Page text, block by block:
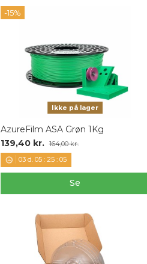
-15%
Ikke på lager
AzureFilm ASA Grøn 1Kg
139,40 kr. 164,00 kr.
03 d. 05 :25 :04
Se